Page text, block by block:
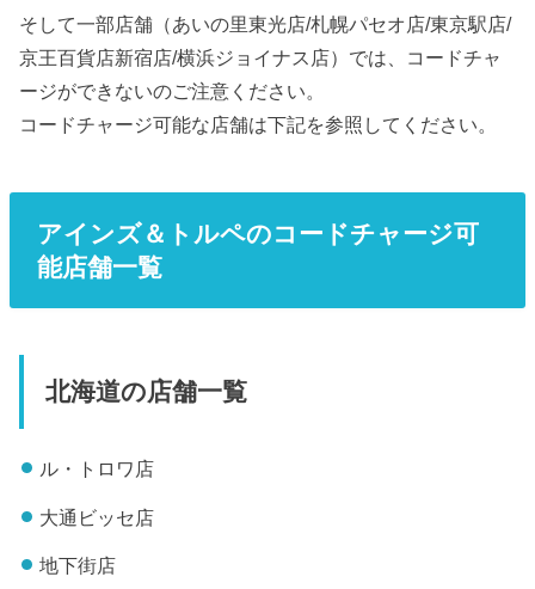
そして一部店舗（あいの里東光店/札幌パセオ店/東京駅店/
京王百貨店新宿店/横浜ジョイナス店）では、コードチャ
ージができないのご注意ください。
コードチャージ可能な店舗は下記を参照してください。
アインズ＆トルペのコードチャージ可
能店舗一覧
北海道の店舗一覧
ル・トロワ店
大通ビッセ店
地下街店